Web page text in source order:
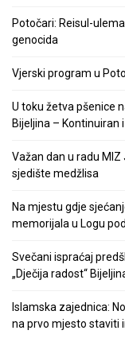
Potočari: Reisul-
genocida
Vjerski program u
U toku žetva pšenice
Bijeljina – Kontinuiran
Važan dan u radu
sjedište medžlisa
Na mjestu gdje
memorijala u Logu
Svečani ispraćaj
„Dječija radost“
Islamska zajednica:
na prvo mjesto staviti